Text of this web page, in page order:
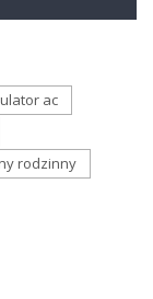
ac
rodzinny